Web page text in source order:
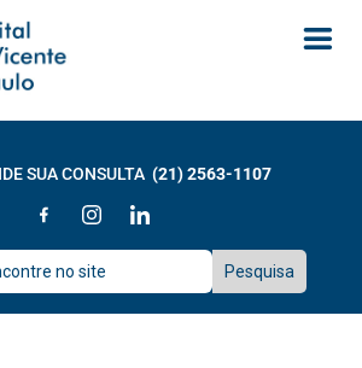
SUA CONSULTA(21) 2563-1107